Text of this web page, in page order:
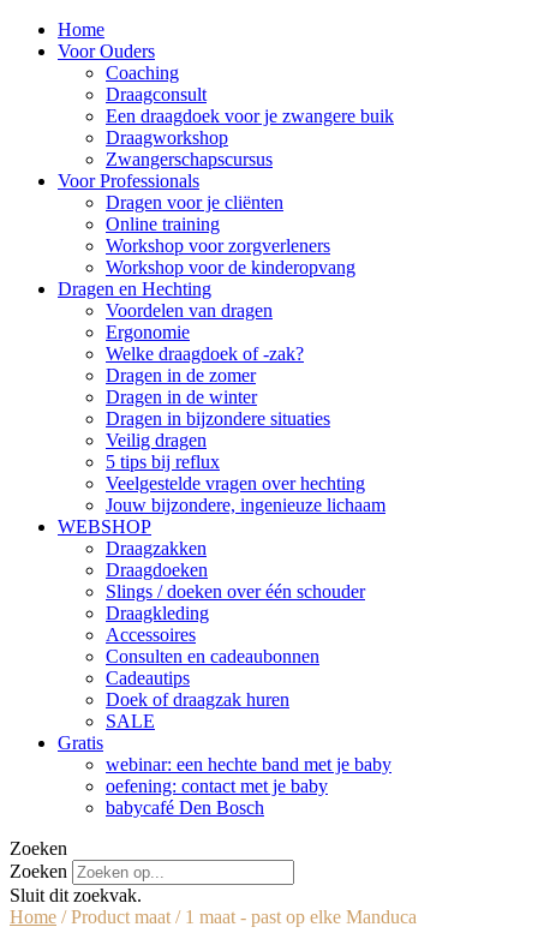
Home
Voor Ouders
Coaching
Draagconsult
Een draagdoek voor je zwangere buik
Draagworkshop
Zwangerschapscursus
Voor Professionals
Dragen voor je cliënten
Online training
Workshop voor zorgverleners
Workshop voor de kinderopvang
Dragen en Hechting
Voordelen van dragen
Ergonomie
Welke draagdoek of -zak?
Dragen in de zomer
Dragen in de winter
Dragen in bijzondere situaties
Veilig dragen
5 tips bij reflux
Veelgestelde vragen over hechting
Jouw bijzondere, ingenieuze lichaam
WEBSHOP
Draagzakken
Draagdoeken
Slings / doeken over één schouder
Draagkleding
Accessoires
Consulten en cadeaubonnen
Cadeautips
Doek of draagzak huren
SALE
Gratis
webinar: een hechte band met je baby
oefening: contact met je baby
babycafé Den Bosch
Zoeken
Zoeken
Sluit dit zoekvak.
Home / Product maat / 1 maat - past op elke Manduca